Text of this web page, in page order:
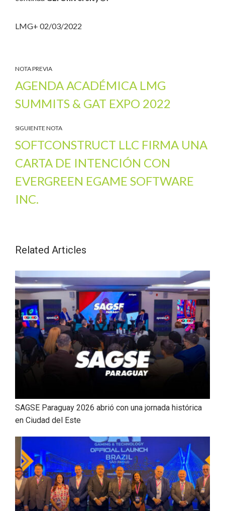
LMG+ 02/03/2022
NOTA PREVIA
AGENDA ACADÉMICA LMG
SUMMITS & GAT EXPO 2022
SIGUIENTE NOTA
SOFTCONSTRUCT LLC FIRMA UNA
CARTA DE INTENCIÓN CON
EVERGREEN EGAME SOFTWARE
INC.
Related Articles
SAGSE Paraguay 2026 abrió con una jornada histórica
en Ciudad del Este